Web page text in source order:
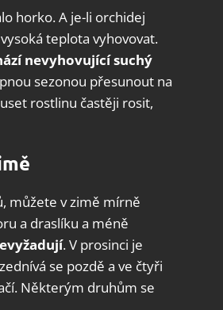
a zobrazování reklamy a obsahu,
osobních údajů.
horko. A je-li orchidej
teplota vyhovovat.
nevyhovující suchý
sezonou přesunout na
rostlinu častěji rosit,
můžete v zimě mírně
a draslíku a méně
. V prosinci je
se pozdě a ve čtyři
Některým druhům se